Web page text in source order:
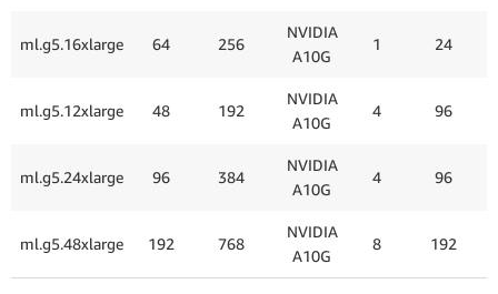
ml.g5.16xlarge 64 256
NVIDIA
A10G
1 24
ml.g5.12xlarge 48 192
NVIDIA
A10G
4 96
ml.g5.24xlarge 96 384
NVIDIA
A10G
4 96
ml.g5.48xlarge 192 768
NVIDIA
A10G
8 192